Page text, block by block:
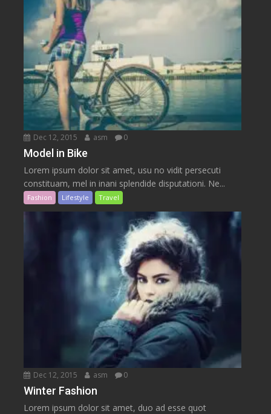
Dec 12, 2015 asm 0
Model in Bike
Lorem ipsum dolor sit amet, usu no vidit persecuti
constituam, mel in inani splendide disputationi. Ne...
Fashion Lifestyle Travel
Dec 12, 2015 asm 0
Winter Fashion
Lorem ipsum dolor sit amet, duo ad esse quot